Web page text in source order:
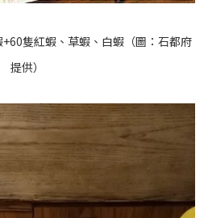
隻紅蝦、草蝦、白蝦（圖：石都府
提供）